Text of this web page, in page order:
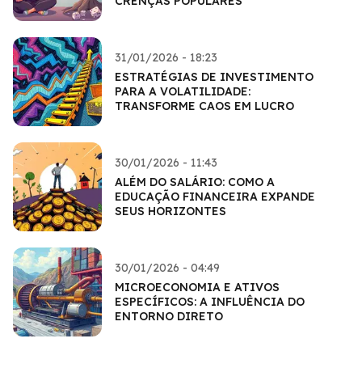
31/01/2026 - 18:23
ESTRATÉGIAS DE INVESTIMENTO
PARA A VOLATILIDADE:
TRANSFORME CAOS EM LUCRO
30/01/2026 - 11:43
ALÉM DO SALÁRIO: COMO A
EDUCAÇÃO FINANCEIRA EXPANDE
SEUS HORIZONTES
30/01/2026 - 04:49
MICROECONOMIA E ATIVOS
ESPECÍFICOS: A INFLUÊNCIA DO
ENTORNO DIRETO